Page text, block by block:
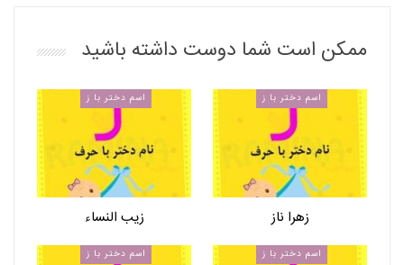
ممکن است شما دوست داشته باشید
اسم دختر با ز
زهرا ناز
اسم دختر با ز
زیب النساء
اسم دختر با ز اسم دختر با ز